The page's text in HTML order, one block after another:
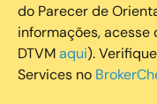
do Parecer de
informações, acesse
DTVMaqui).
Services no